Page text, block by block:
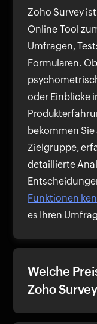
Zoho Survey
Online-Tool
Umfragen,
Formularen.
oder Einblicke
bekommen Sie
Zielgruppe,
detaillierte
Funktionen
es Ihren
Welche
Zoho